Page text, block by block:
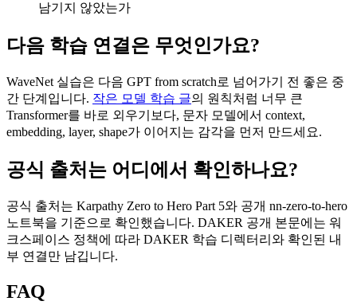
남기지 않았는가
다음 학습 연결은 무엇인가요?
WaveNet 실습은 다음 GPT from scratch로 넘어가기 전 좋은 중
간 단계입니다. 작은 모델 학습 글의 원칙처럼 너무 큰
Transformer를 바로 외우기보다, 문자 모델에서 context,
embedding, layer, shape가 이어지는 감각을 먼저 만드세요.
공식 출처는 어디에서 확인하나요?
공식 출처는 Karpathy Zero to Hero Part 5와 공개 nn-zero-to-hero
노트북을 기준으로 확인했습니다. DAKER 공개 본문에는 워
크스페이스 정책에 따라 DAKER 학습 디렉터리와 확인된 내
부 연결만 남깁니다.
FAQ